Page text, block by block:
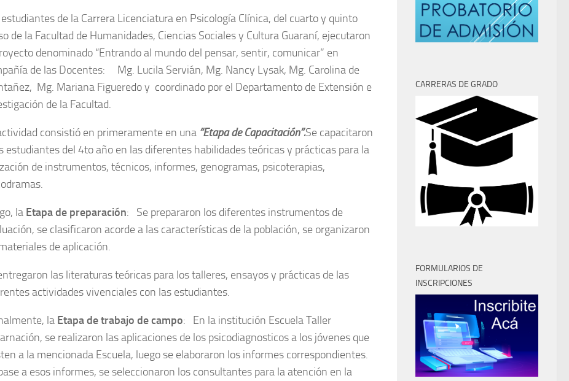
de la Carrera Licenciatura en Psicología Clínica, del cuarto y quinto
de la Facultad de Humanidades, Ciencias Sociales y Cultura Guaraní, ejecutaron
denominado “Entrando al mundo del pensar, sentir, comunicar” en
de las Docentes: Mg. Lucila Servián, Mg. Nancy Lysak, Mg. Carolina de
Mg. Mariana Figueredo y coordinado por el Departamento de Extensión e
de la Facultad.
consistió en primeramente en una “Etapa de Capacitación”.Se capacitaron
estudiantes del 4to año en las diferentes habilidades teóricas y prácticas para la
de instrumentos, técnicos, informes, genogramas, psicoterapias,
la Etapa de preparación: Se prepararon los diferentes instrumentos de
se clasificaron acorde a las características de la población, se organizaron
de aplicación.
las literaturas teóricas para los talleres, ensayos y prácticas de las
actividades vivenciales con las estudiantes.
la Etapa de trabajo de campo: En la institución Escuela Taller
se realizaron las aplicaciones de los psicodiagnosticos a los jóvenes que
a la mencionada Escuela, luego se elaboraron los informes correspondientes.
a esos informes, se seleccionaron los consultantes para la atención en la
CARRERAS DE GRADO
FORMULARIOS DE
INSCRIPCIONES